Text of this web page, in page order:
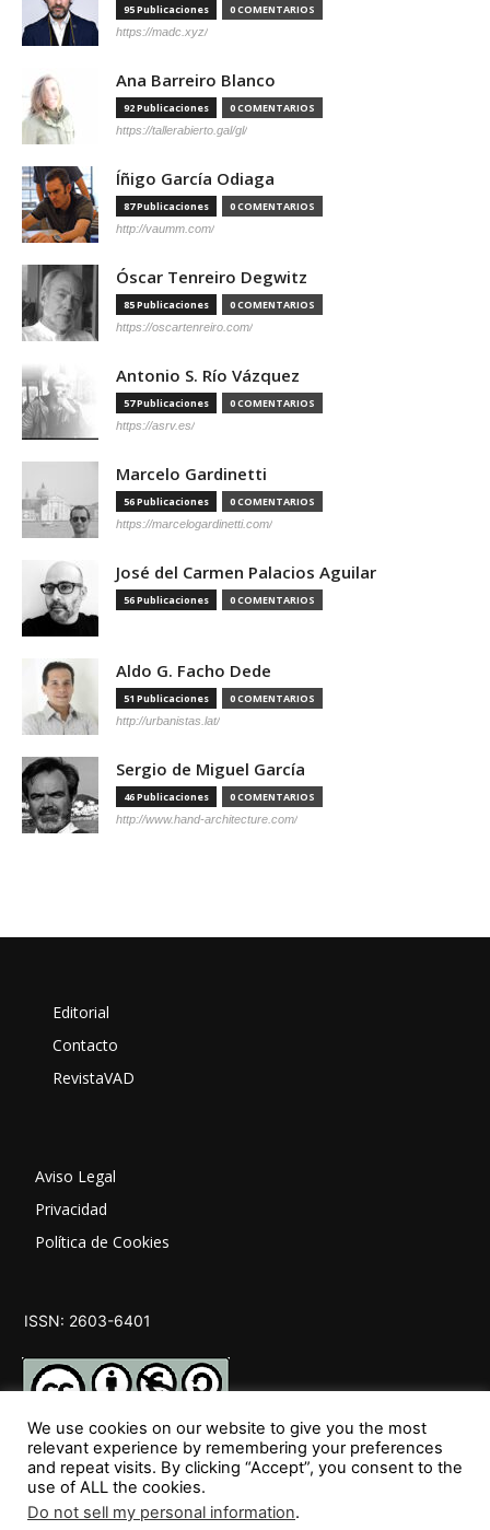
95 Publicaciones 0 COMENTARIOS
https://madc.xyz/
Ana Barreiro Blanco
92 Publicaciones 0 COMENTARIOS
https://tallerabierto.gal/gl/
Íñigo García Odiaga
87 Publicaciones 0 COMENTARIOS
http://vaumm.com/
Óscar Tenreiro Degwitz
85 Publicaciones 0 COMENTARIOS
https://oscartenreiro.com/
Antonio S. Río Vázquez
57 Publicaciones 0 COMENTARIOS
https://asrv.es/
Marcelo Gardinetti
56 Publicaciones 0 COMENTARIOS
https://marcelogardinetti.com/
José del Carmen Palacios Aguilar
56 Publicaciones 0 COMENTARIOS
Aldo G. Facho Dede
51 Publicaciones 0 COMENTARIOS
http://urbanistas.lat/
Sergio de Miguel García
46 Publicaciones 0 COMENTARIOS
http://www.hand-architecture.com/
Editorial
Contacto
RevistaVAD
Aviso Legal
Privacidad
Política de Cookies
ISSN: 2603-6401
SÍGUENOS
We use cookies on our website to give you the most
relevant experience by remembering your preferences
and repeat visits. By clicking “Accept”, you consent to the
use of ALL the cookies.
Do not sell my personal information.